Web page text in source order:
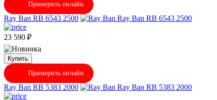
Примерить онлайн
Ray Ban RB 6543 2500
23 590 ₽
Купить
Примерить онлайн
Ray Ban RB 5383 2000